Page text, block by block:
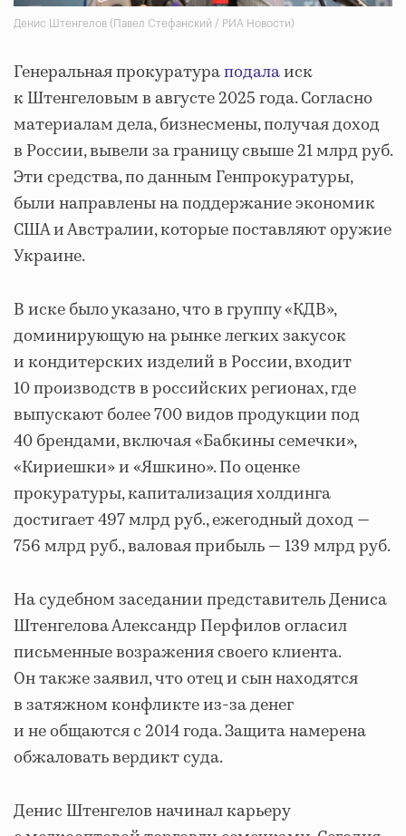
Денис Штенгелов (Павел Стефанский / РИА Новости)
Генеральная прокуратураподалаиск
к Штенгеловым в августе 2025 года. Согласно
материалам дела, бизнесмены, получая доход
в России, вывели за границу свыше 21 млрд руб.
Эти средства, по данным Генпрокуратуры,
были направлены на поддержание экономик
США и Австралии, которые поставляют оружие
Украине.
В иске было указано, что в группу «КДВ»,
доминирующую на рынке легких закусок
и кондитерских изделий в России, входит
10 производств в российских регионах, где
выпускают более 700 видов продукции под
40 брендами, включая «Бабкины семечки»,
«Кириешки» и «Яшкино». По оценке
прокуратуры, капитализация холдинга
достигает 497 млрд руб., ежегодный доход —
756 млрд руб., валовая прибыль — 139 млрд руб.
На судебном заседании представитель Дениса
Штенгелова Александр Перфилов огласил
письменные возражения своего клиента.
Он также заявил, что отец и сын находятся
в затяжном конфликте из-за денег
и не общаются с 2014 года. Защита намерена
обжаловать вердикт суда.
Денис Штенгелов начинал карьеру